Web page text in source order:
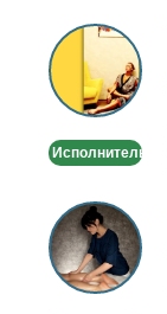
Тантрический
массаж
Исполнитель
Массаж
лица
и
тела